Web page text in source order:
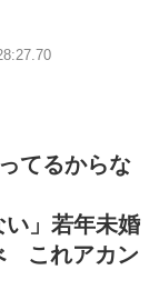
てるからな
い」若年未婚
これアカン